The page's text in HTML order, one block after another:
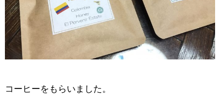
コーヒーをもらいました。